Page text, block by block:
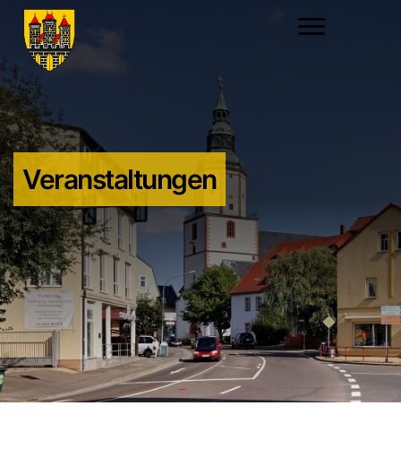
Veranstaltungen